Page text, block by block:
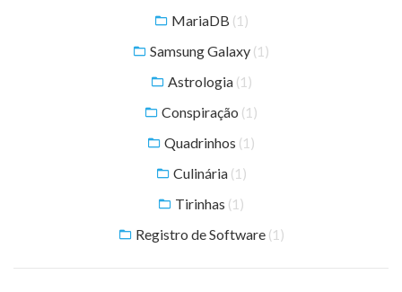
MariaDB (1)
Samsung Galaxy (1)
Astrologia (1)
Conspiração (1)
Quadrinhos (1)
Culinária (1)
Tirinhas (1)
Registro de Software (1)